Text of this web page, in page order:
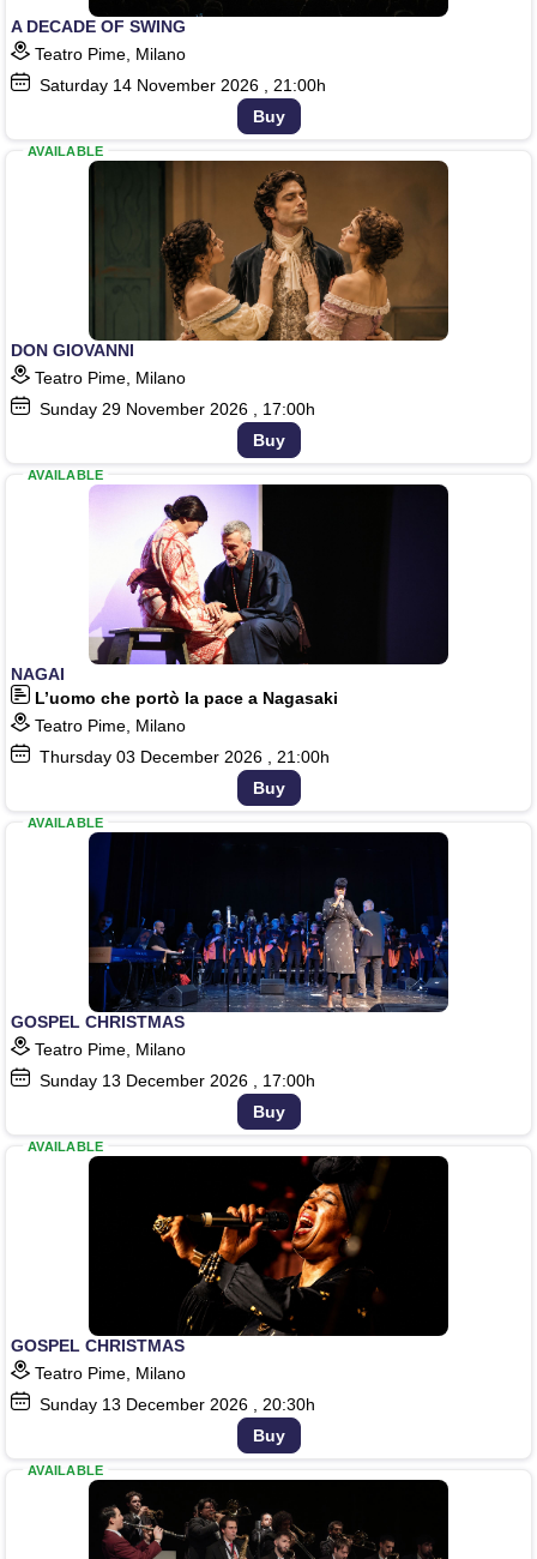
A DECADE OF SWING
Teatro Pime, Milano
Saturday 14 November 2026 , 21:00h
Buy
DON GIOVANNI
Teatro Pime, Milano
Sunday 29 November 2026 , 17:00h
AVAILABLE
Buy
NAGAI
L’uomo che portò la pace a Nagasaki
Teatro Pime, Milano
Thursday 03 December 2026 , 21:00h
AVAILABLE
Buy
GOSPEL CHRISTMAS
Teatro Pime, Milano
Sunday 13 December 2026 , 17:00h
AVAILABLE
Buy
GOSPEL CHRISTMAS
Teatro Pime, Milano
Sunday 13 December 2026 , 20:30h
AVAILABLE
Buy
AVAILABLE